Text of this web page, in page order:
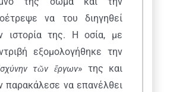
να του διηγηθεί
ιστορία της. Η οσία, με
εξομολογήθηκε την
σχύνην τῶν ἔργων» της και
παρακάλεσε να επανέλθει